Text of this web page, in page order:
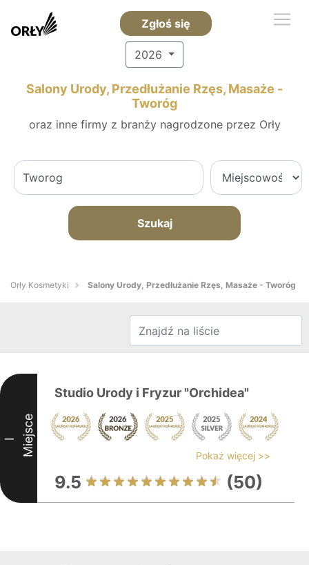
Zgłoś się
2026
Salony Urody, Przedłużanie Rzęs, Masaże -
Tworóg
oraz inne firmy z branży nagrodzone przez Orły
Szukaj
Orły Kosmetyki Salony Urody, Przedłużanie Rzęs, Masaże - Tworóg
I Miejsce
Studio Urody i Fryzur "Orchidea"
Pokaż więcej >>
9.5 (50)